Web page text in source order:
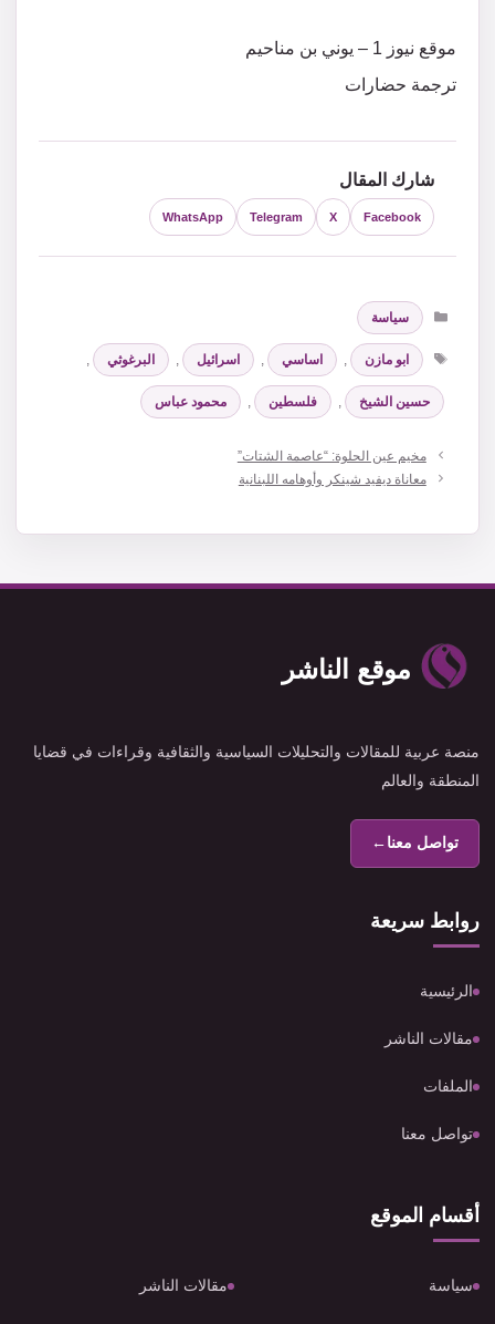
موقع نيوز 1 – يوني بن مناحيم
ترجمة حضارات
شارك المقال
Facebook
X
Telegram
WhatsApp
التصنيفات
سياسة
الوسوم
ابو مازن اساسي اسرائيل البرغوثي
حسين الشيخ فلسطين محمود عباس
مخيم عين الحلوة: “عاصمة الشتات”
معاناة ديفيد شينكر وأوهامه اللبنانية
موقع الناشر
منصة عربية للمقالات والتحليلات السياسية والثقافية وقراءات في قضايا
المنطقة والعالم
تواصل معنا←
روابط سريعة
الرئيسية
مقالات الناشر
الملفات
تواصل معنا
أقسام الموقع
سياسة مقالات الناشر